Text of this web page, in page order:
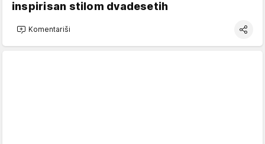
inspirisan stilom dvadesetih
Komentariši